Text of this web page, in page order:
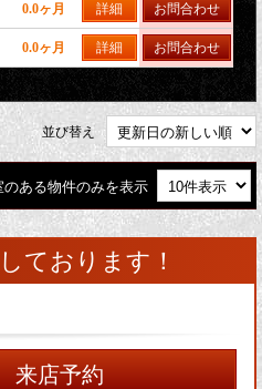
0.0ヶ月 詳細 お問合わせ
0.0ヶ月 詳細 お問合わせ
並び替え
のある物件のみを表示
ております！
来店予約